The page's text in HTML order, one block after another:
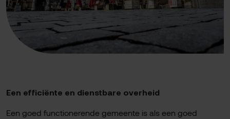
Een efficiënte en dienstbare overheid
Een goed functionerende gemeente is als een goed